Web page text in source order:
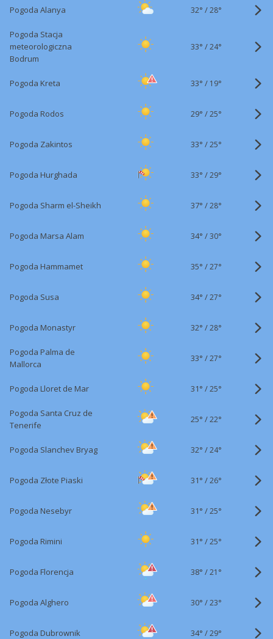
Pogoda Alanya 32° /28°
Pogoda Stacja
meteorologiczna
Bodrum
33° /24°
Pogoda Kreta 33° / 19°
Pogoda Rodos 29° /25°
Pogoda Zakintos 33° /25°
Pogoda Hurghada 33° /29°
Pogoda Sharm el-Sheikh 37° /28°
Pogoda Marsa Alam 34° /30°
Pogoda Hammamet 35° /27°
Pogoda Susa 34° /27°
Pogoda Monastyr 32° /28°
Pogoda Palma de
Mallorca
33° /27°
Pogoda Lloret de Mar 31° /25°
Pogoda Santa Cruz de
Tenerife
25° /22°
Pogoda Slanchev Bryag 32° /24°
Pogoda Złote Piaski 31° /26°
Pogoda Nesebyr 31° /25°
Pogoda Rimini 31° /25°
Pogoda Florencja 38° /21°
Pogoda Alghero 30° /23°
Pogoda Dubrownik 34° /29°